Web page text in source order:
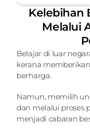
Kelebihan
Melalui
Belajar di luar
kerana
berharga.
Namun, memilih
dan melalui proses
menjadi cabaran